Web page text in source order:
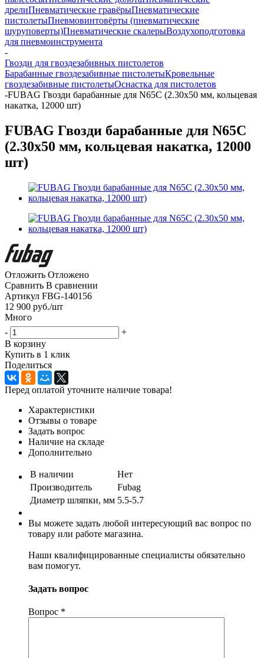
дрелиПневматические гравёрыПневматические
пистолетыПневмовинтовёрты (пневматические
шуруповерты)Пневматические скалерыВоздухоподготовка
для пневмоинструмента
-
Гвозди для гвоздезабивных пистолетов
Барабанные гвоздезабивные пистолетыКровельные
гвоздезабивные пистолетыОснастка для пистолетов
-FUBAG Гвозди барабанные для N65C (2.30x50 мм, кольцевая
накатка, 12000 шт)
FUBAG Гвозди барабанные для N65C
(2.30x50 мм, кольцевая накатка, 12000
шт)
Отложить Отложено
Сравнить В сравнении
Артикул FBG-140156
12 900 руб./шт
Много
-
+
В корзину
Купить в 1 клик
Поделиться
Перед оплатой уточните наличие товара!
Характеристики
Отзывы о товаре
Задать вопрос
Наличие на складе
Дополнительно
В наличии
Нет
Производитель
Fubag
Диаметр шляпки, мм 5.5-5.7
Вы можете задать любой интересующий вас вопрос по
товару или работе магазина.
Наши квалифицированные специалисты обязательно
вам помогут.
Задать вопрос
Вопрос *